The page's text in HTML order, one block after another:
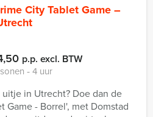
City Tablet Game –
p.p. excl. BTW
‐ 4 uur
in Utrecht? Doe dan de
Game - Borrel', met Domstad